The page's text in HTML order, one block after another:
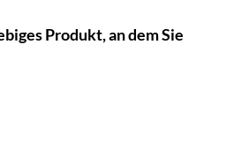
Produkt, an dem Sie